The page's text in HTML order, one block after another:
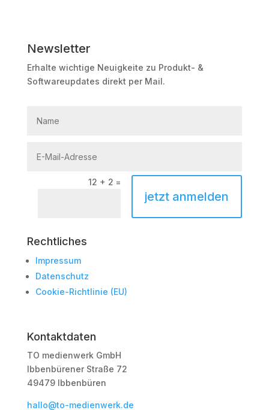
Newsletter
Erhalte wichtige Neuigkeite zu Produkt- &
Softwareupdates direkt per Mail.
12 + 2 =
jetzt anmelden
Rechtliches
Impressum
Datenschutz
Cookie-Richtlinie (EU)
Kontaktdaten
TO medienwerk GmbH
Ibbenbürener Straße 72
49479 Ibbenbüren
hallo@to-medienwerk.de